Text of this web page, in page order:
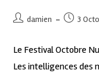
damien 3
Le Festival Octobre
Les intelligences des